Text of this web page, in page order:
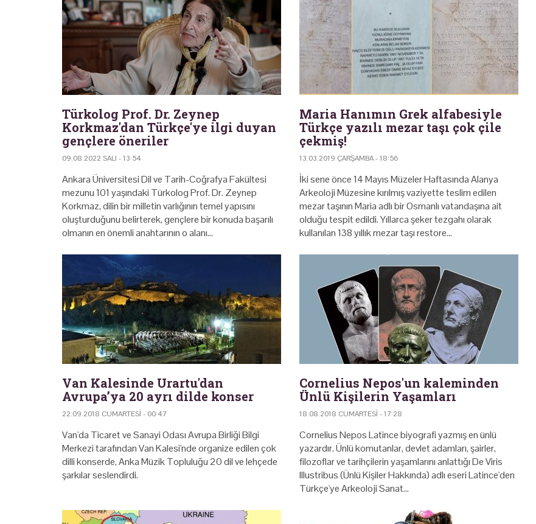
Türkolog Prof. Dr. Zeynep
Korkmaz'dan Türkçe'ye ilgi duyan
gençlere öneriler
09.08.2022 SALI - 13:54
Ankara Üniversitesi Dil ve Tarih-Coğrafya Fakültesi
mezunu 101 yaşındaki Türkolog Prof. Dr. Zeynep
Korkmaz, dilin bir milletin varlığının temel yapısını
oluşturduğunu belirterek, gençlere bir konuda başarılı
olmanın en önemli anahtarının o alanı…
Maria Hanımın Grek alfabesiyle
Türkçe yazılı mezar taşı çok çile
çekmiş!
13.03.2019 ÇARŞAMBA - 18:56
İki sene önce 14 Mayıs Müzeler Haftasında Alanya
Arkeoloji Müzesine kırılmış vaziyette teslim edilen
mezar taşının Maria adlı bir Osmanlı vatandaşına ait
olduğu tespit edildi. Yıllarca şeker tezgahı olarak
kullanılan 138 yıllık mezar taşı restore…
Van Kalesinde Urartu'dan
Avrupa’ya 20 ayrı dilde konser
22.09.2018 CUMARTESI - 00:47
Van'da Ticaret ve Sanayi Odası Avrupa Birliği Bilgi
Merkezi tarafından Van Kalesi'nde organize edilen çok
dilli konserde, Anka Müzik Topluluğu 20 dil ve lehçede
şarkılar seslendirdi.
Cornelius Nepos'un kaleminden
Ünlü Kişilerin Yaşamları
18.08.2018 CUMARTESI - 17:28
Cornelius Nepos Latince biyografi yazmış en ünlü
yazardır. Ünlü komutanlar, devlet adamları, şairler,
filozoflar ve tarih­çilerin yaşamlarını anlattığı De Viris
Illustribus (Ünlü Kişiler Hakkında) adlı eseri Latince'den
Türkçe'ye Arkeoloji Sanat…